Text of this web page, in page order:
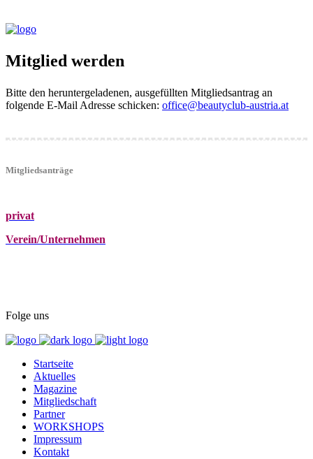
Mitglied werden
Bitte den heruntergeladenen, ausgefüllten Mitgliedsantrag an
folgende E-Mail Adresse schicken: office@beautyclub-austria.at
Mitgliedsanträge
privat
Verein/Unternehmen
Folge uns
Startseite
Aktuelles
Magazine
Mitgliedschaft
Partner
WORKSHOPS
Impressum
Kontakt